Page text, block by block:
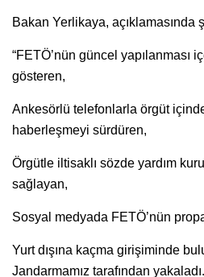
Bakan Yerlikaya, açıklamasında
“FETÖ’nün güncel yapılanması
gösteren,
Ankesörlü telefonlarla örgüt
haberleşmeyi sürdüren,
Örgütle iltisaklı sözde yardım
sağlayan,
Sosyal medyada FETÖ’nün
Yurt dışına kaçma girişiminde
Jandarmamız tarafından yakaladı.